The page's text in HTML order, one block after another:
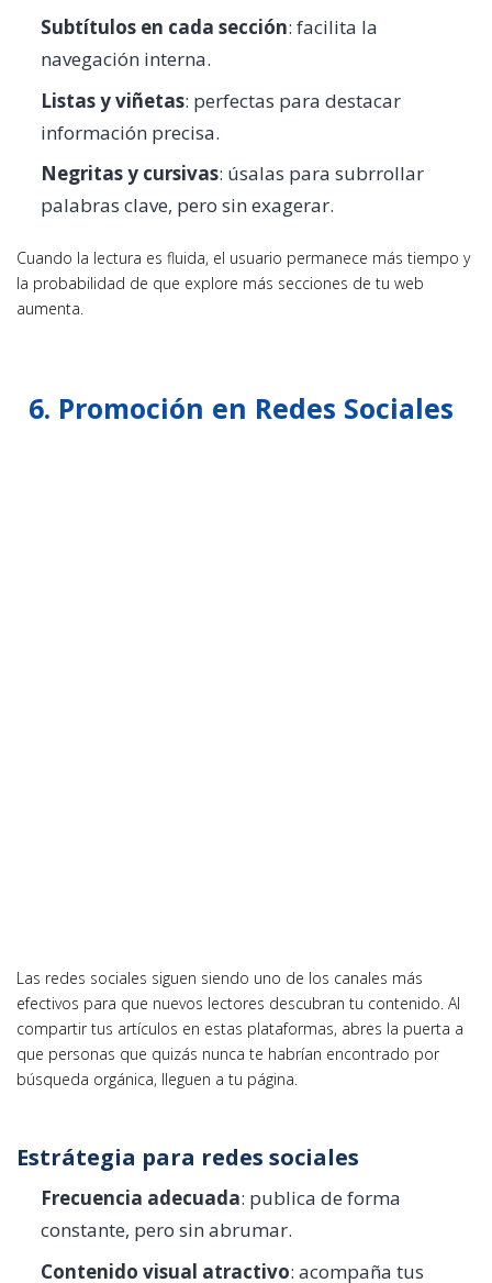
Subtítulos en cada sección: facilita la
navegación interna.
Listas y viñetas: perfectas para destacar
información precisa.
Negritas y cursivas: úsalas para subrrollar
palabras clave, pero sin exagerar.
Cuando la lectura es fluida, el usuario permanece más tiempo y
la probabilidad de que explore más secciones de tu web
aumenta.
6. Promoción en Redes Sociales
Las redes sociales siguen siendo uno de los canales más
efectivos para que nuevos lectores descubran tu contenido. Al
compartir tus artículos en estas plataformas, abres la puerta a
que personas que quizás nunca te habrían encontrado por
búsqueda orgánica, lleguen a tu página.
Estrátegia para redes sociales
Frecuencia adecuada: publica de forma
constante, pero sin abrumar.
Contenido visual atractivo: acompaña tus